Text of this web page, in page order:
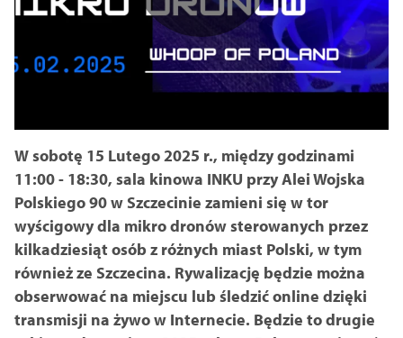
W sobotę 15 Lutego 2025 r., między godzinami
11:00 - 18:30, sala kinowa INKU przy Alei Wojska
Polskiego 90 w Szczecinie zamieni się w tor
wyścigowy dla mikro dronów sterowanych przez
kilkadziesiąt osób z różnych miast Polski, w tym
również ze Szczecina. Rywalizację będzie można
obserwować na miejscu lub śledzić online dzięki
transmisji na żywo w Internecie. Będzie to drugie